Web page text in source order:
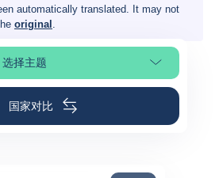
automatically translated. It may not
original .
选择主题
选择页面
国家对比